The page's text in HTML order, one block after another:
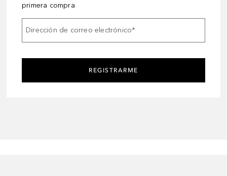
primera compra
Dirección de correo electrónico*
REGISTRARME